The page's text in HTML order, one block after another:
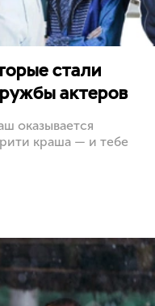
стали
актеров
оказывается
краша — и тебе